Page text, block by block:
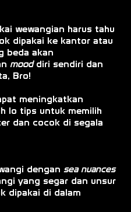
wewangian harus tahu
dipakai ke kantor atau
beda akan
mooddiri sendiri dan
Bro!
meningkatkan
lo tips untuk memilih
dan cocok di segala
dengan sea nuances
yang segar dan unsur
dipakai di dalam